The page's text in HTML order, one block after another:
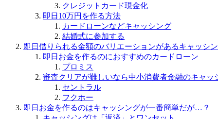
クレジットカード現金化
即日10万円を作る方法
カードローンなどキャッシング
結婚式に参加する
即日借りられる金額のバリエーションがあるキャッシ
即日お金を作るのにおすすめのカードローン
プロミス
審査クリアが難しいなら中小消費者金融のキャッ
セントラル
フクホー
即日お金を作るのはキャッシングが一番簡単だが…？